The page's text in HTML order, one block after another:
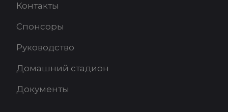
Контакты
Спонсоры
Руководство
Домашний стадион
Документы